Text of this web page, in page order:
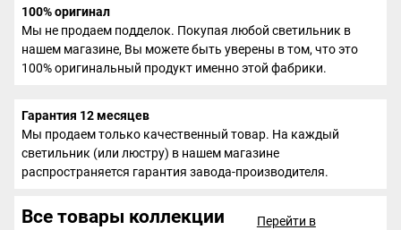
100% оригинал
Мы не продаем подделок. Покупая любой светильник в
нашем магазине, Вы можете быть уверены в том, что это
100% оригинальный продукт именно этой фабрики.
Гарантия 12 месяцев
Мы продаем только качественный товар. На каждый
светильник (или люстру) в нашем магазине
распространяется гарантия завода-производителя.
Все товары коллекции
Перейти в